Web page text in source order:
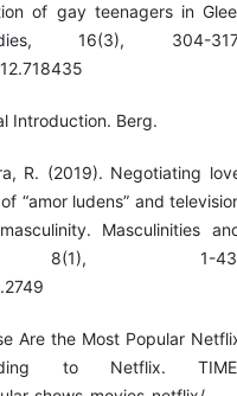
of gay teenagers in
16(3), 304-
Introduction. Berg.
R. (2019). Negotiating
“amor ludens” and
Masculinities
8(1), 1-
Are the Most Popular
to Netflix.